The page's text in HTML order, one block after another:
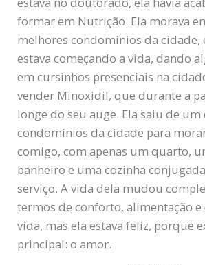
formar em Nutrição. Ela morava
melhores condomínios da cidade,
estava começando a vida, dando
em cursinhos presenciais na
vender Minoxidil, que durante a
longe do seu auge. Ela saiu de
condomínios da cidade para
comigo, com apenas um quarto,
banheiro e uma cozinha
serviço. A vida dela mudou
termos de conforto, alimentação
vida, mas ela estava feliz, porque
principal: o amor.